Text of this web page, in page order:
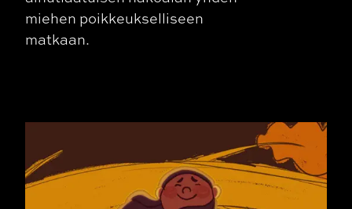
miehen poikkeukselliseen
matkaan.